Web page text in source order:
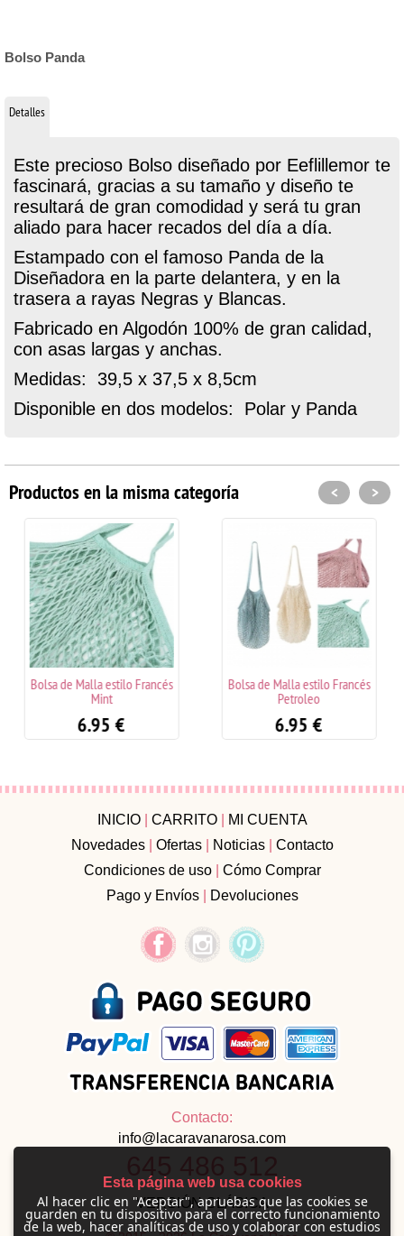
Bolso Panda
Detalles
Este precioso Bolso diseñado por Eeflillemor te
fascinará, gracias a su tamaño y diseño te
resultará de gran comodidad y será tu gran
aliado para hacer recados del día a día.
Estampado con el famoso Panda de la
Diseñadora en la parte delantera, y en la
trasera a rayas Negras y Blancas.
Fabricado en Algodón 100% de gran calidad,
con asas largas y anchas.
Medidas: 39,5 x 37,5 x 8,5cm
Disponible en dos modelos: Polar y Panda
Productos en la misma categoría
estilo Francés
Bolsa de Malla estilo Francés
< >
INICIO| CARRITO|
MI CUENTA
Novedades| Ofertas| Noticias| Contacto
Condiciones de uso| Cómo Comprar
Pago y Envíos| Devoluciones
Contacto:
info@lacaravanarosa.com
VERSIÓN CLÁSICA
Esta página web usa cookies
Al hacer clic en "Aceptar", apruebas que las cookies se
guarden en tu dispositivo para el correcto funcionamiento
de la web, hacer analíticas de uso y colaborar con estudios